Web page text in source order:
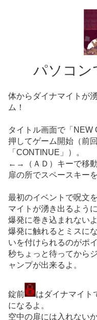
パソコン
体からダイナマイトが
ム！
タイトル画面で「NEW
押してゲーム開始（前
「CONTINUE」）。
←→（ＡＤ）キーで移動
扉の所でスペースキー
最初のイベントで呪文
マイトが湧き出るよう
爆発に巻き込まれない
爆発に触れるとミスに
いを付けられるのがポ
秒ちょっと待ってから
ャンプが出来るよ。
錠前
はダイナマイト
になるよ。
空中の扉には入れない